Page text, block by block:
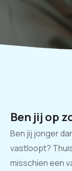
Ben jij op
Ben jij jonger
vastloopt?
misschien een